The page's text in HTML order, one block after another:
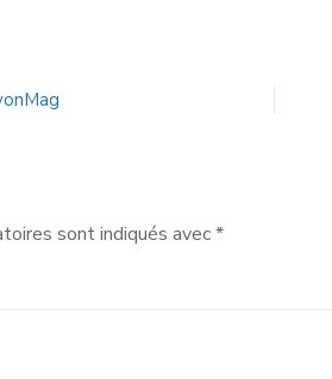
sont indiqués avec*